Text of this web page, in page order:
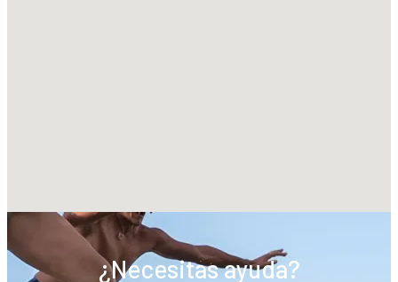
¿Necesitas ayuda?